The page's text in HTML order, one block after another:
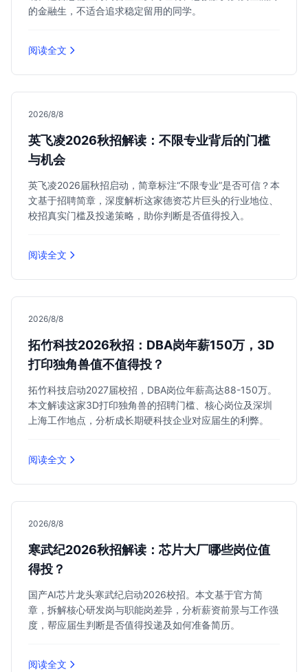
的金融生，不适合追求稳定留用的同学。
阅读全文
2026/8/8
英飞凌2026秋招解读：不限专业背后的门槛
与机会
英飞凌2026届秋招启动，简章标注“不限专业”是否可信？本
文基于招聘简章，深度解析这家德资芯片巨头的行业地位、
校招真实门槛及投递策略，助你判断是否值得投入。
阅读全文
2026/8/8
拓竹科技2026秋招：DBA岗年薪150万，3D
打印独角兽值不值得投？
拓竹科技启动2027届校招，DBA岗位年薪高达88-150万。
本文解读这家3D打印独角兽的招聘门槛、核心岗位及深圳
上海工作地点，分析成长期硬科技企业对应届生的利弊。
阅读全文
2026/8/8
寒武纪2026秋招解读：芯片大厂哪些岗位值
得投？
国产AI芯片龙头寒武纪启动2026校招。本文基于官方简
章，拆解核心研发岗与职能岗差异，分析薪资前景与工作强
度，帮应届生判断是否值得投递及如何准备简历。
阅读全文